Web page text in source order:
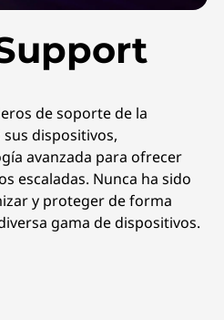
de soporte de la
dispositivos,
avanzada para ofrecer
escaladas. Nunca ha sido
y proteger de forma
gama de dispositivos.